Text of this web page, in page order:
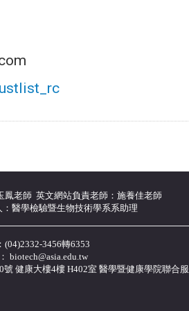
鳳老師 英文網站負責老師：施養佳老師
醫學檢驗暨生物技術學系系助理
(04)2332-3456轉6353
biotech@asia.edu.tw
健康大樓4樓 H402室 醫學暨健康學院聯合